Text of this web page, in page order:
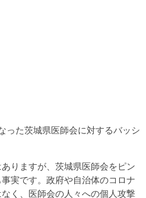
た茨城県医師会に対するバッシ
りますが、茨城県医師会をピン
実です。政府や自治体のコロナ
く、医師会の人々への個人攻撃